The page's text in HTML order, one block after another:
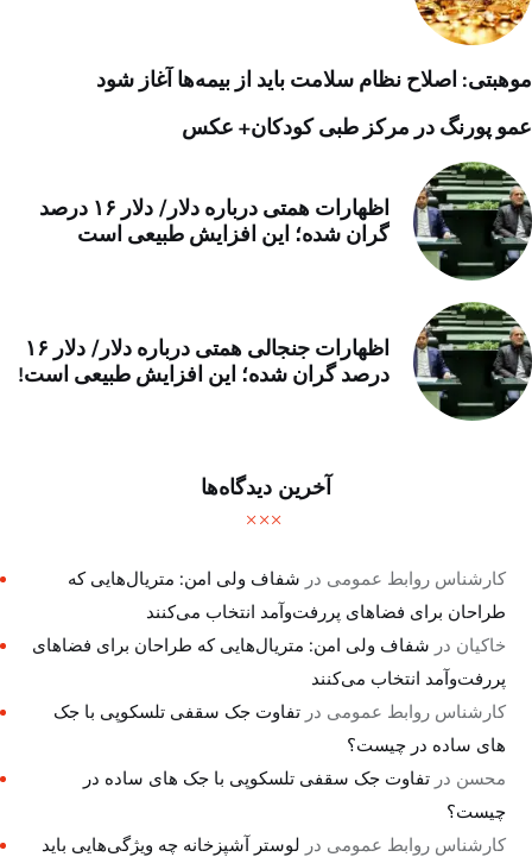
موهبتی: اصلاح نظام سلامت باید از بیمه‌ها آغاز شود
عمو پورنگ در مرکز طبی کودکان+ عکس
اظهارات همتی درباره دلار/ دلار ۱۶ درصد
گران شده؛ این افزایش طبیعی است
اظهارات جنجالی همتی درباره دلار/ دلار ۱۶
درصد گران شده؛ این افزایش طبیعی است!
آخرین دیدگاه‌ها
کارشناس روابط عمومی در شفاف ولی امن: متریال‌هایی که
طراحان برای فضاهای پررفت‌وآمد انتخاب می‌کنند
خاکیان در شفاف ولی امن: متریال‌هایی که طراحان برای فضاهای
پررفت‌وآمد انتخاب می‌کنند
کارشناس روابط عمومی درتفاوت جک سقفی تلسکوپی با جک
های ساده در چیست؟
محسن درتفاوت جک سقفی تلسکوپی با جک های ساده در
چیست؟
کارشناس روابط عمومی در لوستر آشپزخانه چه ویژگی‌هایی باید